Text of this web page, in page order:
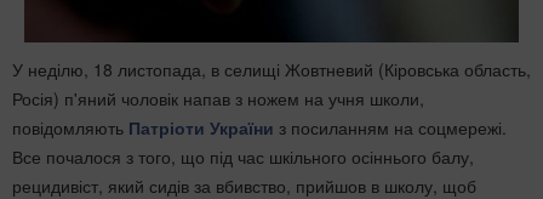
У неділю, 18 листопада, в селищі Жовтневий (Кіровська область,
Росія) п'яний чоловік напав з ножем на учня школи,
повідомляють Патріоти України з посиланням на соцмережі.
Все почалося з того, що під час шкільного осіннього балу,
рецидивіст, який сидів за вбивство, прийшов в школу, щоб